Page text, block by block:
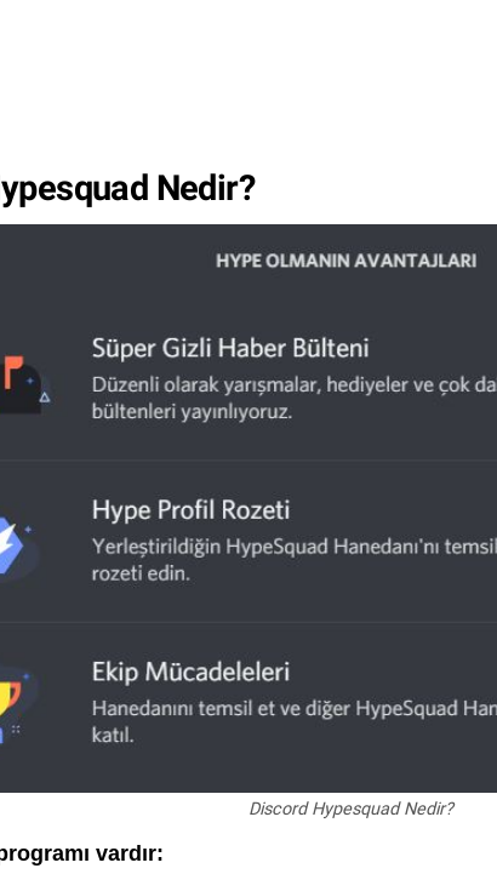
Nedir?
Discord Hypesquad Nedir?
vardır: